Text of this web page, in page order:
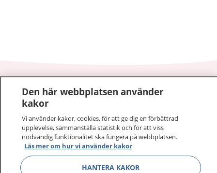
1177 – tryggt om din hälsa och vård
På 1177.se får du råd om hälsa och information om
sjukdomar och vilka mottagningar du kan kontakta.
Logga in för att läsa din journal och göra dina
vårdärenden. Ring telefonnummer 1177 för
sjukvårdsrådgivning dygnet runt.
1177 ger dig råd när du vill må bättre.
Den här webbplatsen använder
kakor
Vi använder kakor, cookies, för att ge dig en förbättrad
upplevelse, sammanställa statistik och för att viss
nödvändig funktionalitet ska fungera på webbplatsen.
Läs mer om hur vi använder kakor
HANTERA KAKOR